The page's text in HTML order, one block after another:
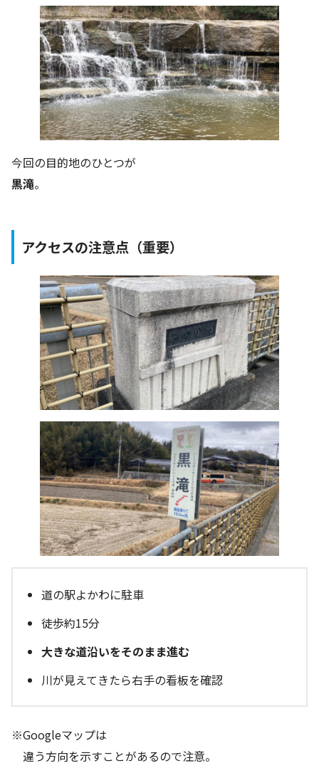
今回の目的地のひとつが
黒滝。
アクセスの注意点（重要）
道の駅よかわに駐車
徒歩約15分
大きな道沿いをそのまま進む
川が見えてきたら右手の看板を確認
※Googleマップは
違う方向を示すことがあるので注意。